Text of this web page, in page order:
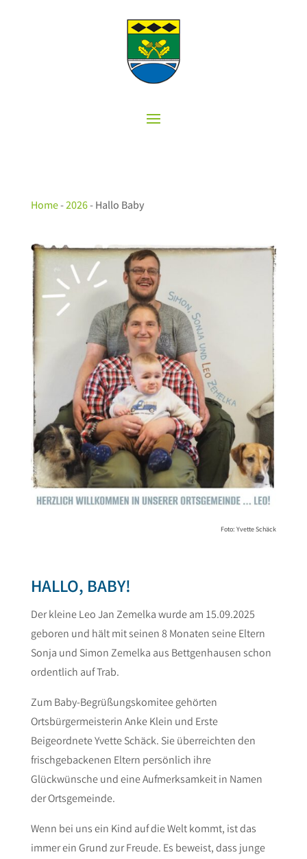
Home-2026-Hallo Baby
Foto: Yvette Schäck
HALLO, BABY!
Der kleine Leo Jan Zemelka wurde am 15.09.2025
geboren und hält mit seinen 8 Monaten seine Eltern
Sonja und Simon Zemelka aus Bettgenhausen schon
ordentlich auf Trab.
Zum Baby-Begrüßungskomitee gehörten
Ortsbürgermeisterin Anke Klein und Erste
Beigeordnete Yvette Schäck. Sie überreichten den
frischgebackenen Eltern persönlich ihre
Glückwünsche und eine Aufmerksamkeit in Namen
der Ortsgemeinde.
Wenn bei uns ein Kind auf die Welt kommt, ist das
immer ein Grund zur Freude. Es beweist, dass junge